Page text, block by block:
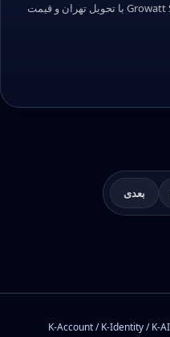
سبد ویژه اینورتر هیبریدی Growatt SPF 6000 ES-H با تحویل تهران و قیمت
بعدی